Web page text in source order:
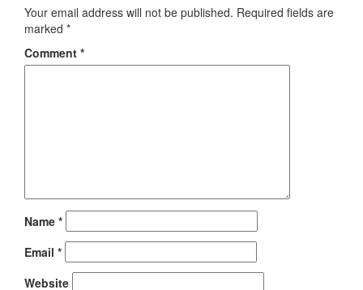
Your email address will not be published. Required fields are
marked *
Comment *
Name *
Email *
Website